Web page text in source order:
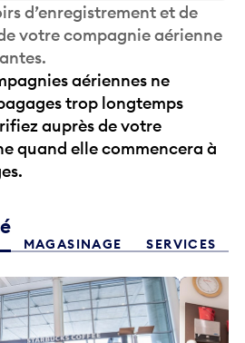
d’enregistrement et de
votre compagnie aérienne
aériennes ne
trop longtemps
auprès de votre
quand elle commencera à
MAGASINAGE SERVICES